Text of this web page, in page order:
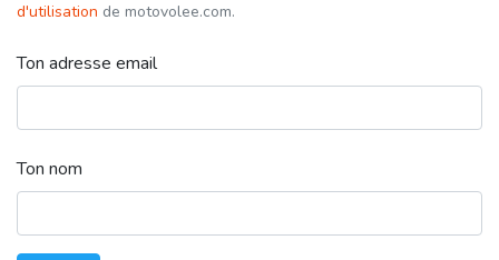
d'utilisation de motovolee.com.
Ton adresse email
Ton nom